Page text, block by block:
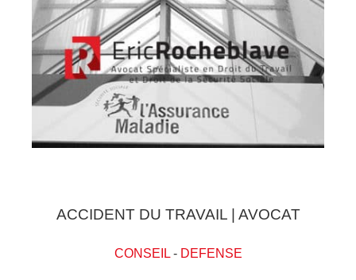
ACCIDENT DU TRAVAIL | AVOCAT
CONSEIL- DEFENSE